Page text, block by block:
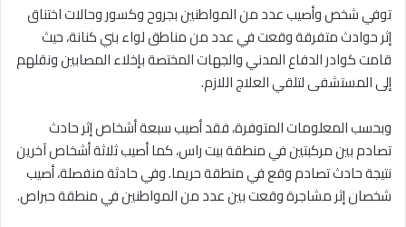
توفي شخص وأصيب عدد من المواطنين بجروح وكسور وحالات اختناق
إثر حوادث متفرقة وقعت في عدد من مناطق لواء بني كنانة، حيث
قامت كوادر الدفاع المدني والجهات المختصة بإخلاء المصابين ونقلهم
إلى المستشفى لتلقي العلاج اللازم.
وبحسب المعلومات المتوفرة، فقد أصيب سبعة أشخاص إثر حادث
تصادم بين مركبتين في منطقة بيت راس، كما أصيب ثلاثة أشخاص آخرين
نتيجة حادث تصادم وقع في منطقة حريما. وفي حادثة منفصلة، أصيب
شخصان إثر مشاجرة وقعت بين عدد من المواطنين في منطقة حبراص.